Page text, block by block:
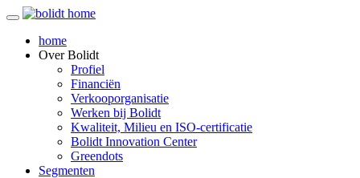
home
OverBolidt
Profiel
Financiën
Verkooporganisatie
Werken bij Bolidt
Kwaliteit, Milieu en ISO-certificatie
Bolidt Innovation Center
Greendots
Segmenten